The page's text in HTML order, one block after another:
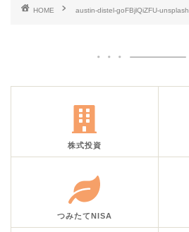
HOME austin-distel-goFBjlQiZFU-unsplash
株式投資
つみたてNISA